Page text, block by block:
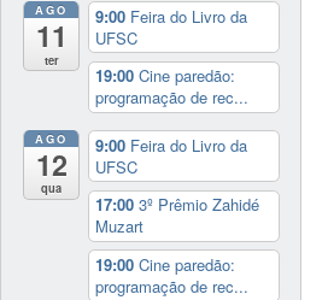
AGO
11
ter
9:00 Feira do Livro da
UFSC
19:00Cine paredão:
programação de rec...
AGO
12
qua
9:00 Feira do Livro da
UFSC
17:003º Prêmio Zahidé
Muzart
19:00Cine paredão:
programação de rec...